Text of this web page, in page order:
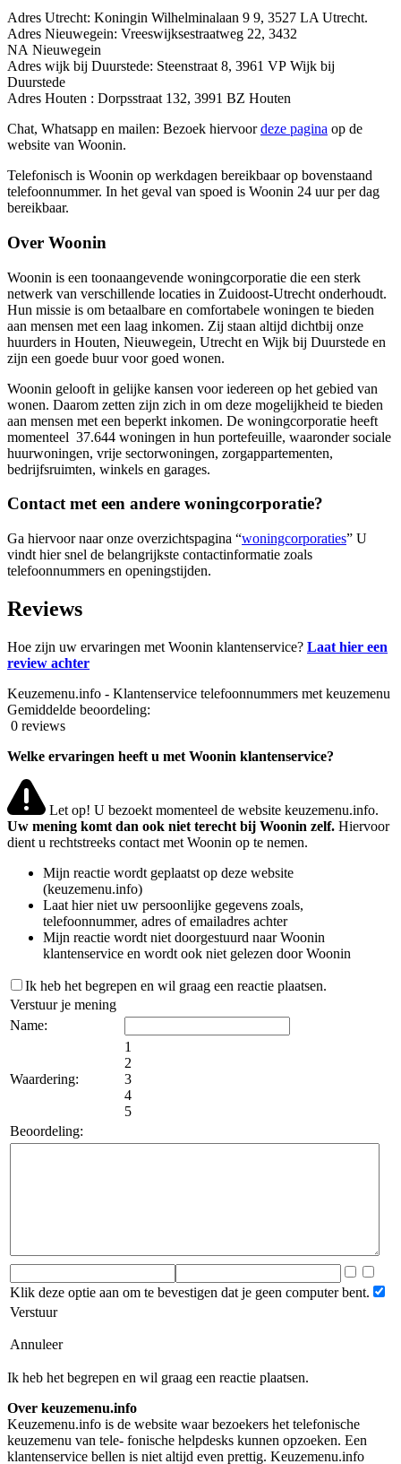
Adres Utrecht: Koningin Wilhelminalaan 9 9, 3527 LA Utrecht.
Adres Nieuwegein: Vreeswijksestraatweg 22, 3432
NA Nieuwegein
Adres wijk bij Duurstede: Steenstraat 8, 3961 VP Wijk bij
Duurstede
Adres Houten : Dorpsstraat 132, 3991 BZ Houten
Chat, Whatsapp en mailen: Bezoek hiervoordeze pagina op de
website van Woonin.
Telefonisch is Woonin op werkdagen bereikbaar op bovenstaand
telefoonnummer. In het geval van spoed is Woonin 24 uur per dag
bereikbaar.
Over Woonin
Woonin is een toonaangevende woningcorporatie die een sterk
netwerk van verschillende locaties in Zuidoost-Utrecht onderhoudt.
Hun missie is om betaalbare en comfortabele woningen te bieden
aan mensen met een laag inkomen. Zij staan altijd dichtbij onze
huurders in Houten, Nieuwegein, Utrecht en Wijk bij Duurstede en
zijn een goede buur voor goed wonen.
Woonin gelooft in gelijke kansen voor iedereen op het gebied van
wonen. Daarom zetten zijn zich in om deze mogelijkheid te bieden
aan mensen met een beperkt inkomen. De woningcorporatie heeft
momenteel 37.644 woningen in hun portefeuille, waaronder sociale
huurwoningen, vrije sectorwoningen, zorgappartementen,
bedrijfsruimten, winkels en garages.
Contact met een andere woningcorporatie?
Ga hiervoor naar onze overzichtspagina “woningcorporaties” U
vindt hier snel de belangrijkste contactinformatie zoals
telefoonnummers en openingstijden.
Reviews
Hoe zijn uw ervaringen met Woonin klantenservice? Laat hier een
review achter
Keuzemenu.info - Klantenservice telefoonnummers met keuzemenu
Gemiddelde beoordeling:
0 reviews
Welke ervaringen heeft u met Woonin klantenservice?
Let op! U bezoekt momenteel de website keuzemenu.info.
Uw mening komt dan ook niet terecht bij Woonin zelf. Hiervoor
dient u rechtstreeks contact met Woonin op te nemen.
Mijn reactie wordt geplaatst op deze website
(keuzemenu.info)
Laat hier niet uw persoonlijke gegevens zoals,
telefoonnummer, adres of emailadres achter
Mijn reactie wordt niet doorgestuurd naar Woonin
klantenservice en wordt ook niet gelezen door Woonin
Ik heb het begrepen en wil graag een reactie plaatsen.
Verstuur je mening
Name:
Waardering:
1
2
3
4
5
Beoordeling:
Klik deze optie aan om te bevestigen dat je geen computer bent.
Verstuur
Annuleer
Ik heb het begrepen en wil graag een reactie plaatsen.
Over keuzemenu.info
Keuzemenu.info is de website waar bezoekers het telefonische
keuzemenu van tele- fonische helpdesks kunnen opzoeken. Een
klantenservice bellen is niet altijd even prettig. Keuzemenu.info